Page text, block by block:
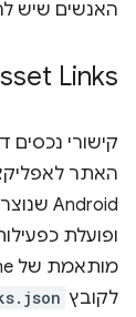
האנשים שיש
Links
קישורי נכסים
ופועלת
לקובץ